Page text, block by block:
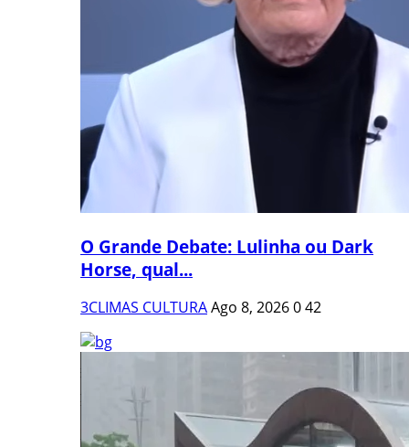
O Grande Debate: Lulinha ou Dark
Horse, qual...
3CLIMAS CULTURAAgo 8, 2026042